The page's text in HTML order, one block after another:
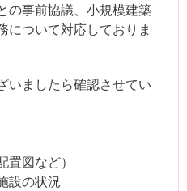
の事前協議、小規模建築
について対応しておりま
いましたら確認させてい
置図など）
設の状況